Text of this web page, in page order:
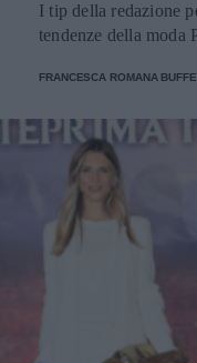
I tip della redazione
tendenze della moda
FRANCESCA ROMANA